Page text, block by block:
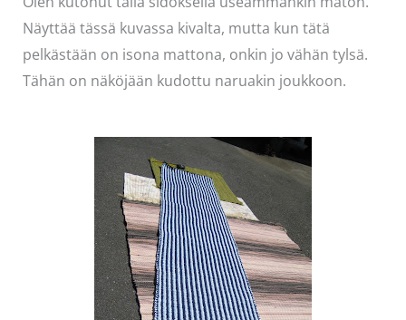
Näyttää tässä kuvassa kivalta, mutta kun tätä
pelkästään on isona mattona, onkin jo vähän tylsä.
Tähän on näköjään kudottu naruakin joukkoon.